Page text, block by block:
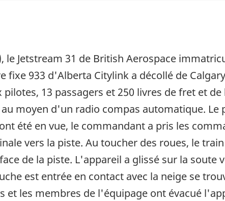
le Jetstream 31 de British Aerospace
fixe 933 d'Alberta Citylink a décollé de
13 passagers et 250 livres de fret et
moyen d'un radio compas automatique.
été en vue, le commandant a pris les
vers la piste. Au toucher des roues, le
de la piste. L'appareil a glissé sur la soute
est entrée en contact avec la neige se
et les membres de l'équipage ont évacué